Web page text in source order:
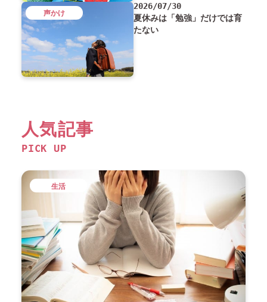
2026/07/30
夏休みは「勉強」だけでは育
たない
声かけ
人気記事
PICK UP
生活